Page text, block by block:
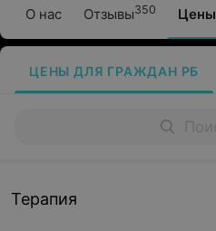
О нас Отзывы350 Цены
ЦЕНЫ ДЛЯ ГРАЖДАН РБ
Терапия